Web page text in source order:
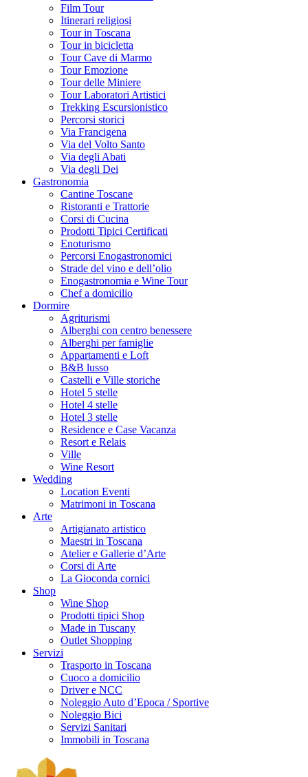
Film Tour
Itinerari religiosi
Tour in Toscana
Tour in bicicletta
Tour Cave di Marmo
Tour Emozione
Tour delle Miniere
Tour Laboratori Artistici
Trekking Escursionistico
Percorsi storici
Via Francigena
Via del Volto Santo
Via degli Abati
Via degli Dei
Gastronomia
Cantine Toscane
Ristoranti e Trattorie
Corsi di Cucina
Prodotti Tipici Certificati
Enoturismo
Percorsi Enogastronomici
Strade del vino e dell’olio
Enogastronomia e Wine Tour
Chef a domicilio
Dormire
Agriturismi
Alberghi con centro benessere
Alberghi per famiglie
Appartamenti e Loft
B&B lusso
Castelli e Ville storiche
Hotel 5 stelle
Hotel 4 stelle
Hotel 3 stelle
Residence e Case Vacanza
Resort e Relais
Ville
Wine Resort
Wedding
Location Eventi
Matrimoni in Toscana
Arte
Artigianato artistico
Maestri in Toscana
Atelier e Gallerie d’Arte
Corsi di Arte
La Gioconda cornici
Shop
Wine Shop
Prodotti tipici Shop
Made in Tuscany
Outlet Shopping
Servizi
Trasporto in Toscana
Cuoco a domicilio
Driver e NCC
Noleggio Auto d’Epoca / Sportive
Noleggio Bici
Servizi Sanitari
Immobili in Toscana